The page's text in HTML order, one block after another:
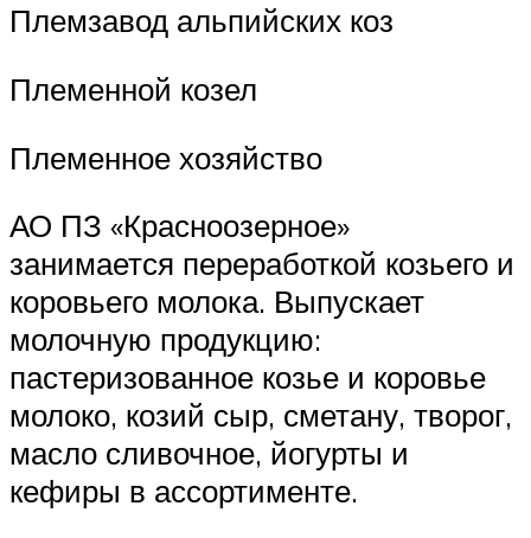
Племзавод альпийских коз
Племенной козел
Племенное хозяйство
АО ПЗ «Красноозерное»
занимается переработкой козьего и
коровьего молока. Выпускает
молочную продукцию:
пастеризованное козье и коровье
молоко, козий сыр, сметану, творог,
масло сливочное, йогурты и
кефиры в ассортименте.